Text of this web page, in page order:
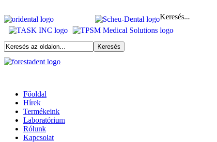
Keresés...
Főoldal
Hírek
Termékeink
Laboratórium
Rólunk
Kapcsolat